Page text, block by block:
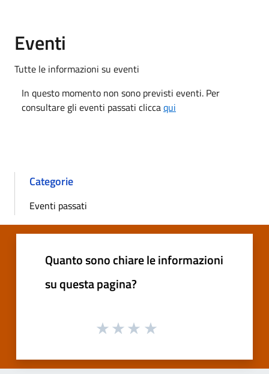
Eventi
Tutte le informazioni su eventi
In questo momento non sono previsti eventi. Per
consultare gli eventi passati cliccaqui
Categorie
Eventi passati
Quanto sono chiare le informazioni
su questa pagina?